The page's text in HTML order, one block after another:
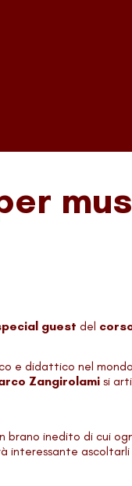
guest del
e didattico nel
Zangirolami si
brano inedito di cui
interessante